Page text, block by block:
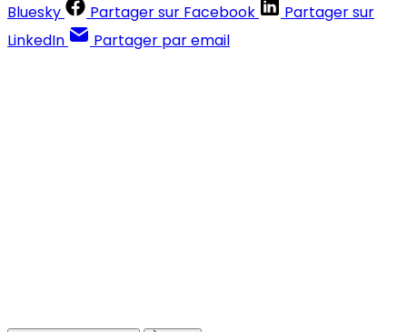
Bluesky
Partager sur Facebook
Partager sur
LinkedIn
Partager par email